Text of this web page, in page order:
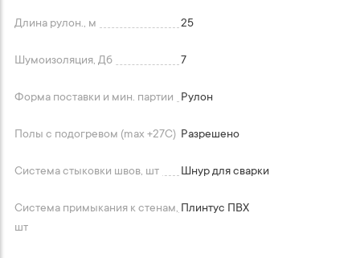
Длина рулон., м 25
Шумоизоляция, Дб 7
Форма поставки и мин. партии Рулон
Полы с подогревом (max +27C) Разрешено
Система стыковки швов, шт Шнур для сварки
Система примыкания к стенам,
шт
Плинтус ПВХ